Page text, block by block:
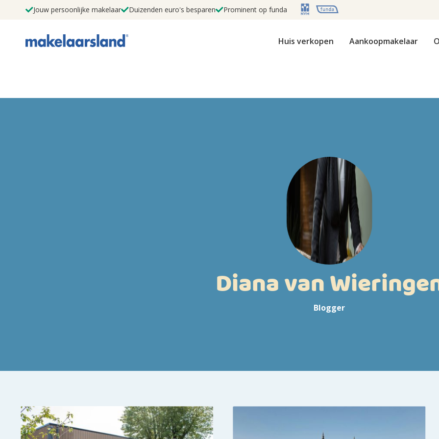
Jouw persoonlijke makelaar Duizenden euro's besparen Prominent op funda
Huis verkopen Aankoopmakelaar
Diana van
Blogger